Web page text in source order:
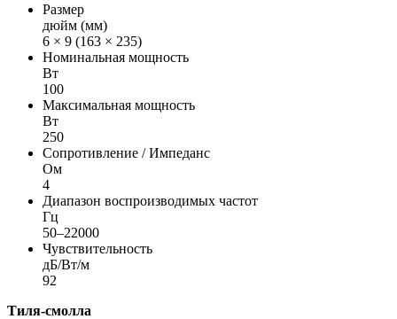
Размер
дюйм (мм)
6 × 9 (163 × 235)
Номинальная мощность
Вт
100
Максимальная мощность
Вт
250
Сопротивление / Импеданс
Ом
4
Диапазон воспроизводимых частот
Гц
50–22000
Чувствительность
дБ/Вт/м
92
Тиля-смолла